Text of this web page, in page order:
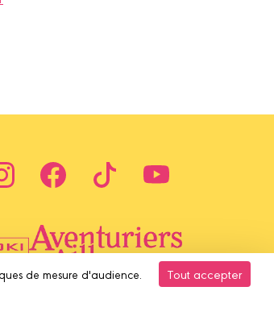
site
de mesure d'audience.
Tout accepter